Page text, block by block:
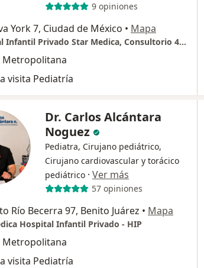
9 opiniones
York 7, Ciudad de México • Mapa
Hospital Infantil Privado Star Medica, Consultorio 413
Metropolitana
visita Pediatría
Dr. Carlos Alcántara
Noguez
Pediatra, Cirujano pediátrico,
Cirujano cardiovascular y torácico
pediátrico · Ver más
57 opiniones
Río Becerra 97, Benito Juárez • Mapa
Hospital Infantil Privado - HIP
Metropolitana
visita Pediatría